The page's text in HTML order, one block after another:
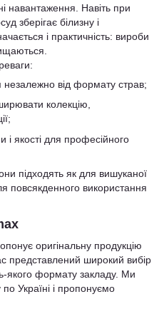
навантаження. Навіть при
зберігає білизну і
і практичність: вироби
незалежно від формату страв;
колекцію,
якості для професійного
підходять як для вишуканої
повсякденного використання
оригінальну продукцію
представлений широкий вибір
якого формату закладу. Ми
Україні і пропонуємо